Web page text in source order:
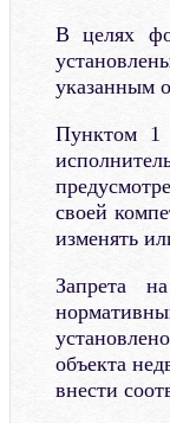
В целях
указанным
Пунктом 1
своей
изменять
Запрета
объекта
внести